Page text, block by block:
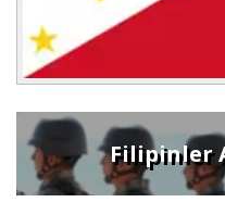
Filipinler